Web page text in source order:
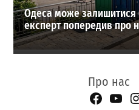
Одеса може залишитися
експерт попередив про
Про нас